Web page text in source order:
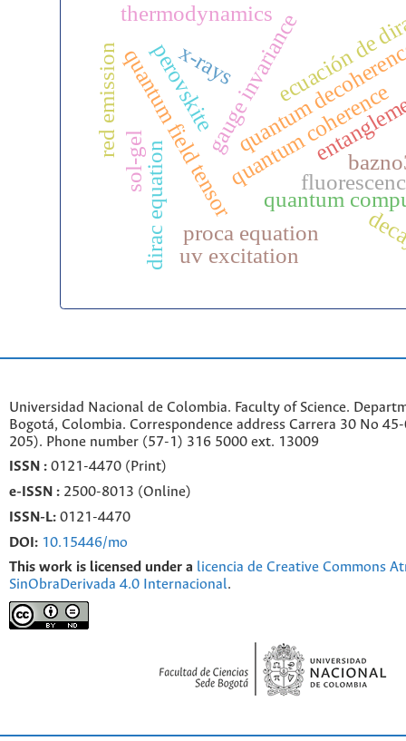
quantum coherence
quantum
quantum
quantum field tensorgauge invariance
dirac equation proca equation
ecuación de
perovskite
sol-gel
red emission
uv excitation
x-rays
thermodynamics
Universidad Nacional de Colombia. Faculty of Science.
Bogotá, Colombia. Correspondence address Carrera 30 No
205). Phone number (57-1) 316 5000 ext. 13009
ISSN : 0121-4470 (Print)
e- ISSN : 2500-8013 (Online)
ISSN-L: 0121-4470
DOI: 10.15446/mo
This work is licensed under a licencia de Creative Commons
SinObraDerivada 4.0 Internacional.